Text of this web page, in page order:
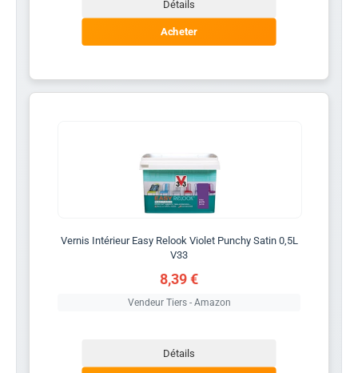
Détails
Acheter
Vernis Intérieur Easy Relook Violet Punchy Satin 0,5L
V33
8,39 €
Vendeur Tiers - Amazon
Détails